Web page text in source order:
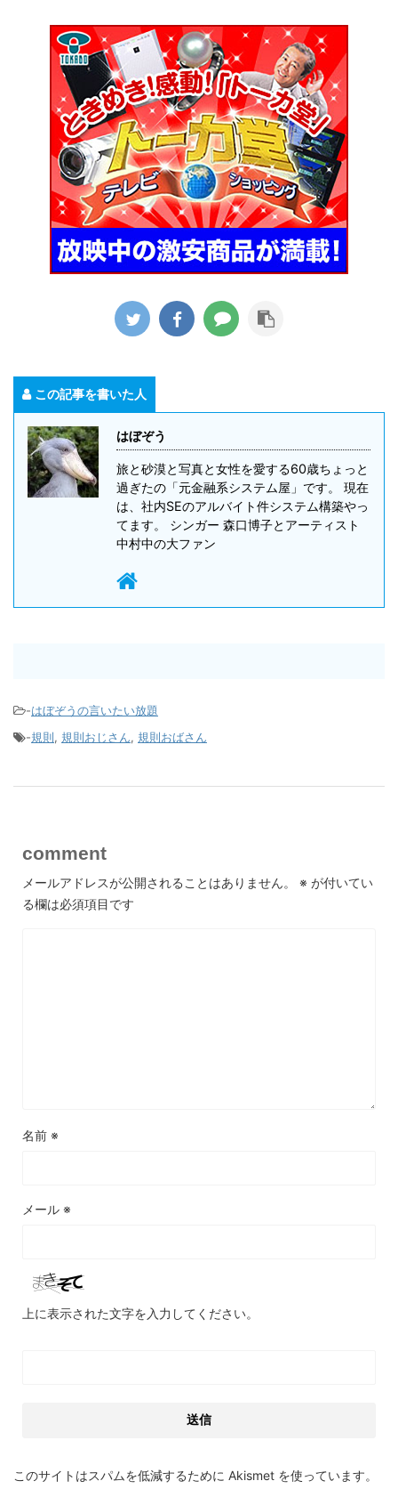
この記事を書いた人
はぼぞう
旅と砂漠と写真と女性を愛する60歳ちょっと
過ぎたの「元金融系システム屋」です。 現在
は、社内SEのアルバイト件システム構築やっ
てます。 シンガー 森口博子とアーティスト
中村中の大ファン
-はぼぞうの言いたい放題
-規則, 規則おじさん, 規則おばさん
comment
メールアドレスが公開されることはありません。 ※ が付いてい
る欄は必須項目です
名前 ※
メール ※
上に表示された文字を入力してください。
このサイトはスパムを低減するために Akismet を使っています。